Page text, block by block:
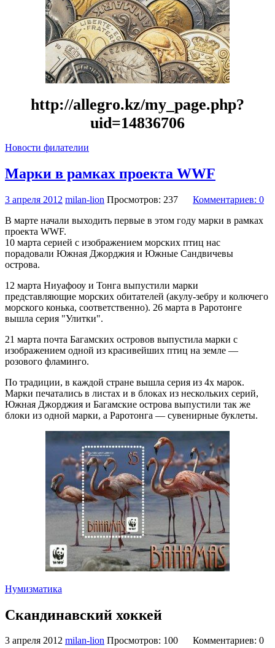
http://allegro.kz/my_page.php?
uid=14836706
Новости филателии
Марки в рамках проекта WWF
3 апреля 2012 milan-lion Просмотров: 237 Комментариев: 0
В марте начали выходить первые в этом году марки в рамках
проекта WWF.
10 марта серией с изображением морских птиц нас
порадовали Южная Джорджия и Южные Сандвичевы
острова.
12 марта Ниуафооу и Тонга выпустили марки
представляющие морских обитателей (акулу-зебру и колючего
морского конька, соответственно). 26 марта в Раротонге
вышла серия "Улитки".
21 марта почта Багамских островов выпустила марки с
изображением одной из красивейших птиц на земле —
розового фламинго.
По традиции, в каждой стране вышла серия из 4х марок.
Марки печатались в листах и в блоках из нескольких серий,
Южная Джорджия и Багамские острова выпустили так же
блоки из одной марки, а Раротонга — сувенирные буклеты.
Нумизматика
Скандинавский хоккей
3 апреля 2012 milan-lion Просмотров: 100 Комментариев: 0